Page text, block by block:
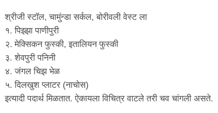
श्रीजी स्टॉल‌, चामुंन्डा स‌र्क‌ल‌, बोरीव‌ली वेस्ट‌ ला
१. पिझ्झा पाणीपुरी
२. मेक्सिक‌न‌ फुस्की, इतालिय‌न‌ फुस्की
३. शेव‌पुरी प‌निनी
४. ज‌ंग‌ल‌ चिझ‌ भेळ‌
५. दिल‌खुश‌ प्लाटर‌ (नाचोस)
इत्यादी प‌दार्थ‌ मिळ‌तात‌. ऐकाय‌ला विचित्र‌ वाट‌ले त‌री च‌व‌ चांग‌ली अस‌ते.